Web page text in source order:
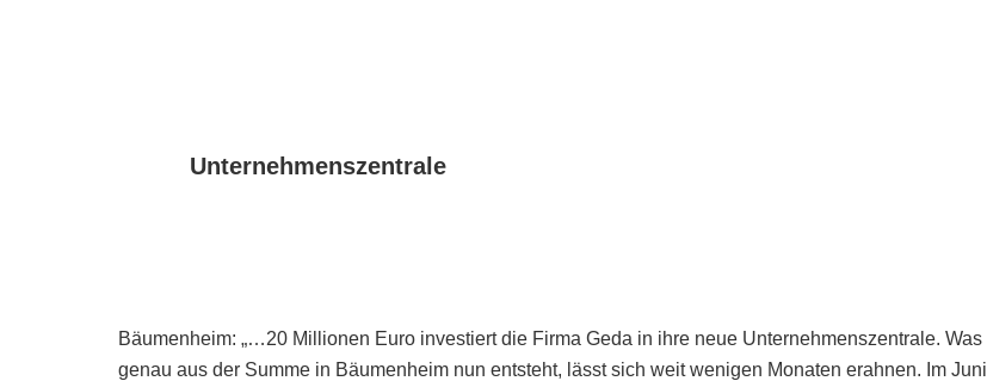
Unternehmenszentrale
Bäumenheim: „…20 Millionen Euro investiert die Firma Geda in ihre neue Unternehmenszentrale. Was
genau aus der Summe in Bäumenheim nun entsteht, lässt sich weit wenigen Monaten erahnen. Im Juni